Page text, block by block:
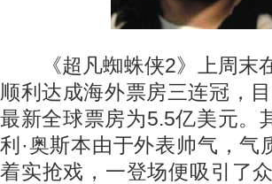
《超凡蜘蛛侠2》上周末
顺利达成海外票房三连冠，
最新全球票房为5.5亿美元。
利·奥斯本由于外表帅气，
着实抢戏，一登场便吸引了